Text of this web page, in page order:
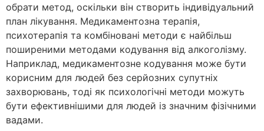
обрати метод, оскільки він створить індивідуальний
план лікування. Медикаментозна терапія,
психотерапія та комбіновані методи є найбільш
поширеними методами кодування від алкоголізму.
Наприклад, медикаментозне кодування може бути
корисним для людей без серйозних супутніх
захворювань, тоді як психологічні методи можуть
бути ефективнішими для людей із значним фізічними
вадами.